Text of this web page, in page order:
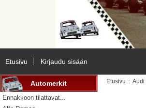
Etusivu Kirjaudu sisään
Automerkit
Ennakkoon tilattavat...
Etusivu ::Audi